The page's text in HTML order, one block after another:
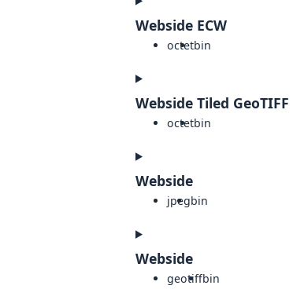
Webside ECW
octetbin
Webside Tiled GeoTIFF
octetbin
Webside
jpegbin
Webside
geotiffbin